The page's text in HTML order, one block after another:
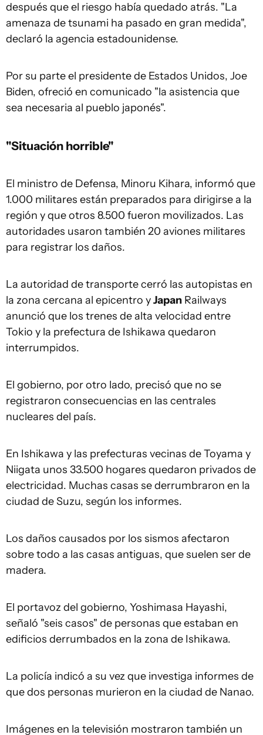
después que el riesgo había quedado atrás. "La
amenaza de tsunami ha pasado en gran medida",
declaró la agencia estadounidense.
Por su parte el presidente de Estados Unidos, Joe
Biden, ofreció en comunicado "la asistencia que
sea necesaria al pueblo japonés".
"Situación horrible"
El ministro de Defensa, Minoru Kihara, informó que
1.000 militares están preparados para dirigirse a la
región y que otros 8.500 fueron movilizados. Las
autoridades usaron también 20 aviones militares
para registrar los daños.
La autoridad de transporte cerró las autopistas en
la zona cercana al epicentro yJapan Railways
anunció que los trenes de alta velocidad entre
Tokio y la prefectura de Ishikawa quedaron
interrumpidos.
El gobierno, por otro lado, precisó que no se
registraron consecuencias en las centrales
nucleares del país.
En Ishikawa y las prefecturas vecinas de Toyama y
Niigata unos 33.500 hogares quedaron privados de
electricidad. Muchas casas se derrumbraron en la
ciudad de Suzu, según los informes.
Los daños causados por los sismos afectaron
sobre todo a las casas antiguas, que suelen ser de
madera.
El portavoz del gobierno, Yoshimasa Hayashi,
señaló "seis casos" de personas que estaban en
edificios derrumbados en la zona de Ishikawa.
La policía indicó a su vez que investiga informes de
que dos personas murieron en la ciudad de Nanao.
Imágenes en la televisión mostraron también un